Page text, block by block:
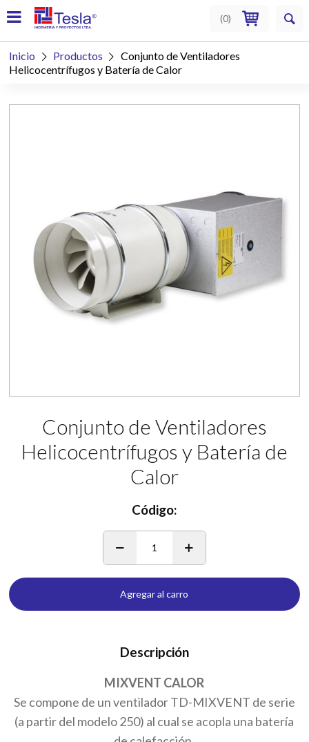
(0)
Inicio  Productos 
Conjunto de Ventiladores
Helicocentrífugos y Batería de Calor
Conjunto de Ventiladores
Helicocentrífugos y Batería de
Calor
Código:
1
Agregar al carro
Descripción
MIXVENT CALOR
Se compone de un ventilador TD-MIXVENT de serie
(a partir del modelo 250) al cual se acopla una batería